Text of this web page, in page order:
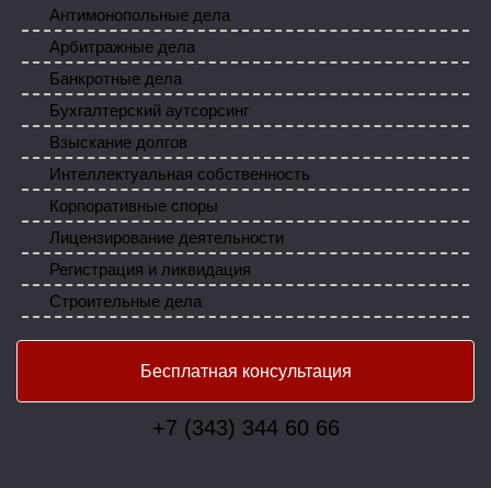
Антимонопольные дела
Арбитражные дела
Банкротные дела
Бухгалтерский аутсорсинг
Взыскание долгов
Интеллектуальная собственность
Корпоративные споры
Лицензирование деятельности
Регистрация и ликвидация
Строительные дела
Бесплатная консультация
+7 (343) 344 60 66